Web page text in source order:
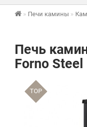
Печи камины
Печь
Forno Steel
TOP